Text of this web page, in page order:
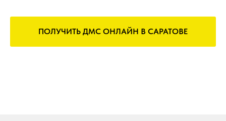
ПОЛУЧИТЬ ДМС ОНЛАЙН В САРАТОВЕ